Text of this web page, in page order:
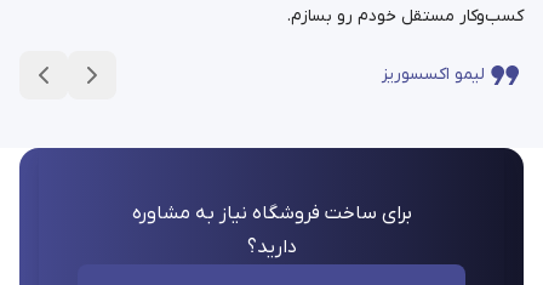
کسب‌وکار مستقل خودم رو بسازم.
لیمو اکسسوریز
برای ساخت فروشگاه نیاز به مشاوره
دارید؟